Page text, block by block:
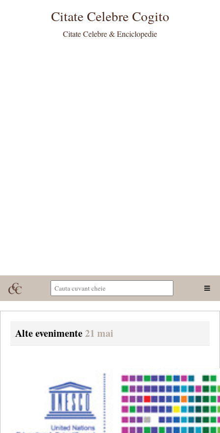
Citate Celebre Cogito
Citate Celebre & Enciclopedie
Alte evenimente21 mai